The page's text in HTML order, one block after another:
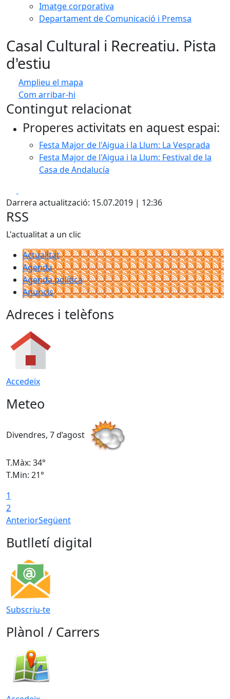
Imatge corporativa
Departament de Comunicació i Premsa
Casal Cultural i Recreatiu. Pista
d'estiu
Amplieu el mapa
Com arribar-hi
+
Contingut relacionat
Properes activitats en aquest espai:
Festa Major de l'Aigua i la Llum: La Vesprada
Festa Major de l'Aigua i la Llum: Festival de la
Casa de Andalucía
Darrera actualització: 15.07.2019 | 12:36
RSS
L'actualitat a un clic
Actualitat
Agenda
Agenda política
Anuncis
Adreces i telèfons
Accedeix
Meteo
Divendres, 7 d’agost
T.Màx: 34°
T.Min: 21°
1
2
AnteriorSegüent
Butlletí digital
Subscriu-te
Plànol / Carrers